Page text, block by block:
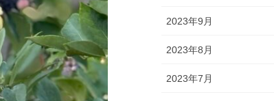
2023年9月
2023年8月
2023年7月